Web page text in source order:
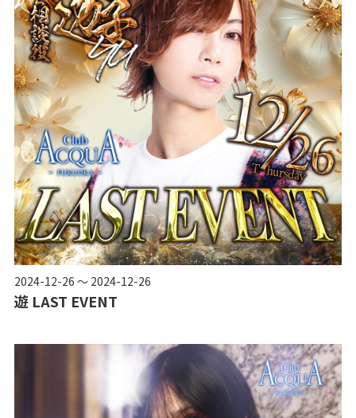
2024-12-26 ～ 2024-12-26
遊 LAST EVENT